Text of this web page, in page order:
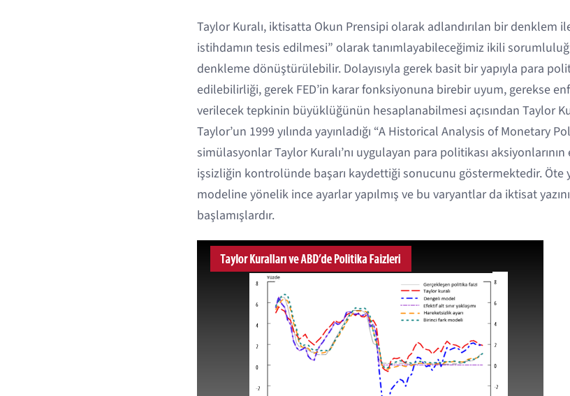
Taylor Kuralı, iktisatta Okun Prensipi olarak adlandırılan bir denklem
istihdamın tesis edilmesi” olarak tanımlayabileceğimiz ikili
denkleme dönüştürülebilir. Dolayısıyla gerek basit bir yapıyla para
edilebilirliği, gerek FED’in karar fonksiyonuna birebir uyum, gerekse
verilecek tepkinin büyüklüğünün hesaplanabilmesi açısından Taylor
Taylor’un 1999 yılında yayınladığı “A Historical Analysis of Monetary
simülasyonlar Taylor Kuralı’nı uygulayan para politikası
işsizliğin kontrolünde başarı kaydettiği sonucunu göstermektedir. Öte
modeline yönelik ince ayarlar yapılmış ve bu varyantlar da iktisat
başlamışlardır.